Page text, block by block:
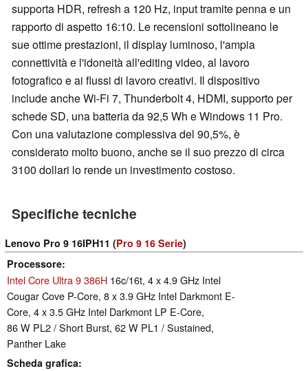
supporta HDR, refresh a 120 Hz, input tramite penna e un
rapporto di aspetto 16:10. Le recensioni sottolineano le
sue ottime prestazioni, il display luminoso, l'ampia
connettività e l'idoneità all'editing video, al lavoro
fotografico e ai flussi di lavoro creativi. Il dispositivo
include anche Wi-Fi 7, Thunderbolt 4, HDMI, supporto per
schede SD, una batteria da 92,5 Wh e Windows 11 Pro.
Con una valutazione complessiva del 90,5%, è
considerato molto buono, anche se il suo prezzo di circa
3100 dollari lo rende un investimento costoso.
Specifiche tecniche
Lenovo Pro 9 16IPH11 (Pro 9 16 Serie)
Processore
Intel Core Ultra 9 386H 16c/16t, 4 x 4.9 GHz Intel
Cougar Cove P-Core, 8 x 3.9 GHz Intel Darkmont E-
Core, 4 x 3.5 GHz Intel Darkmont LP E-Core,
86 W PL2 / Short Burst, 62 W PL1 / Sustained,
Panther Lake
Scheda grafica